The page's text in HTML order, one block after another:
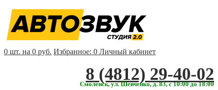
0 шт. на 0 руб. Избранное: 0 Личный кабинет
‎‎8 (4812) 29-40-02
Смоленск, ул. Шевченко, д. 83, с 10:00 до 18:00